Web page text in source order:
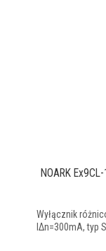
NOARK
Wyłącznik
IΔn=300mA, typ